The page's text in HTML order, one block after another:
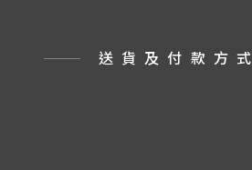
送貨及付款方式